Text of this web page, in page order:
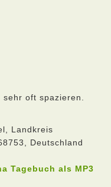
oft spazieren.
Landkreis
Deutschland
Tagebuch als MP3